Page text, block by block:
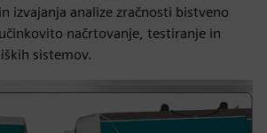
izvajanja analize zračnosti bistveno
načrtovanje, testiranje in
sistemov.